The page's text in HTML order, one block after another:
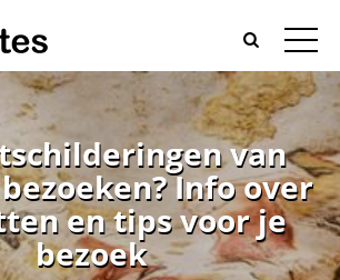
van
Info over
en tips voor je
bezoek